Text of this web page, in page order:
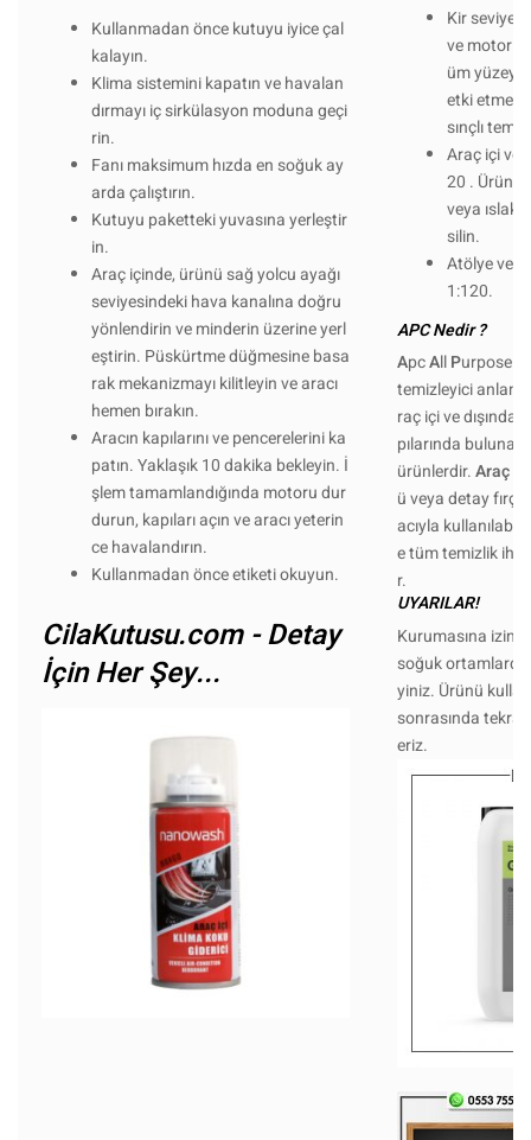
Kullanmadan önce kutuyu iyice çal
kalayın.
Klima sistemini kapatın ve havalan
dırmayı iç sirkülasyon moduna geçi
rin.
Fanı maksimum hızda en soğuk ay
arda çalıştırın.
Kutuyu paketteki yuvasına yerleştir
in.
Araç içinde, ürünü sağ yolcu ayağı
seviyesindeki hava kanalına doğru
yönlendirin ve minderin üzerine yerl
eştirin. Püskürtme düğmesine basa
rak mekanizmayı kilitleyin ve aracı
hemen bırakın.
Aracın kapılarını ve pencerelerini ka
patın. Yaklaşık 10 dakika bekleyin. İ
şlem tamamlandığında motoru dur
durun, kapıları açın ve aracı yeterin
ce havalandırın.
Kullanmadan önce etiketi okuyun.
CilaKutusu.com - Detay
İçin Her Şey...
Kir
ve motor
üm yüzeye
etki
sınçlı
Araç içi ve
20 . Ürün
veya
silin.
Atölye ve
1:120.
APC Nedir ?
ApcAllPurpose
temizleyici
raç içi ve dışında
pılarında
ürünlerdir.Araç
ü veya detay
acıyla
e tüm temizlik
r.
UYARILAR!
Kurumasına izin
soğuk ortamlarda
yiniz. Ürünü
sonrasında
eriz.